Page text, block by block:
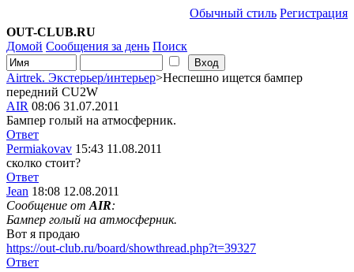
Обычный стиль Регистрация
OUT-CLUB.RU
Домой Сообщения за день Поиск
Airtrek. Экстерьер/интерьер>Неспешно ищется бампер
передний CU2W
AIR 08:06 31.07.2011
Бампер голый на атмосферник.
Ответ
Permiakovav 15:43 11.08.2011
сколко стоит?
Ответ
Jean 18:08 12.08.2011
Сообщение от AIR:
Бампер голый на атмосферник.
Вот я продаю
https://out-club.ru/board/showthread.php?t=39327
Ответ